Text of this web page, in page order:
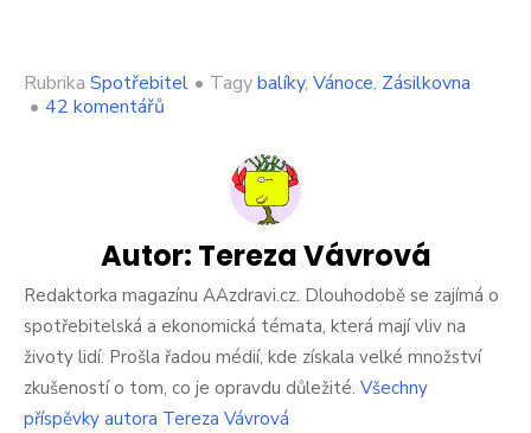
Rubrika Spotřebitel • Tagybalíky, Vánoce, Zásilkovna
• 42 komentářů
Zásilkovna
potíže.
Doručení
trvá
dlouho,
některé
balíky
se
ztrácejí
Autor: Tereza Vávrová
Redaktorka magazínu AAzdravi.cz. Dlouhodobě se zajímá o
spotřebitelská a ekonomická témata, která mají vliv na
životy lidí. Prošla řadou médií, kde získala velké množství
zkušeností o tom, co je opravdu důležité. Všechny
příspěvky autora Tereza Vávrová